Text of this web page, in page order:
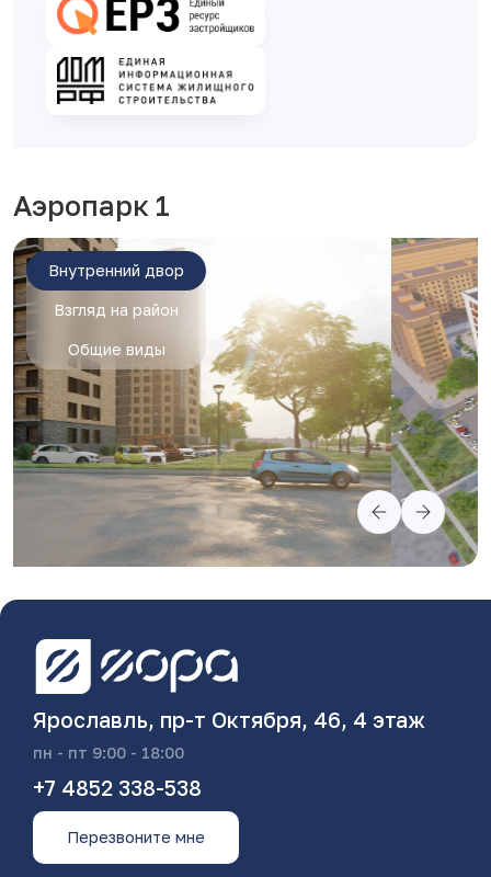
Аэропарк 1
Внутренний двор
Взгляд на район
Общие виды
Ярославль, пр-т Октября, 46, 4 этаж
пн - пт 9:00 - 18:00
+7 4852 338-538
Перезвоните мне